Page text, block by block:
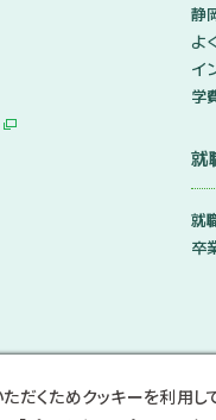
静
よ
イ
学
就
就
卒
だくためクッキーを利用